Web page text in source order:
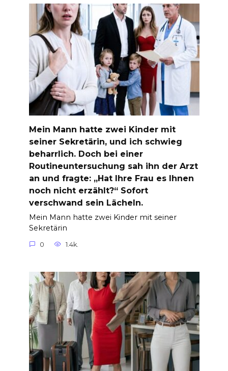
Mein Mann hatte zwei Kinder mit
seiner Sekretärin, und ich schwieg
beharrlich. Doch bei einer
Routineuntersuchung sah ihn der Arzt
an und fragte: „Hat Ihre Frau es Ihnen
noch nicht erzählt?“ Sofort
verschwand sein Lächeln.
Mein Mann hatte zwei Kinder mit seiner
Sekretärin
0 1.4k.